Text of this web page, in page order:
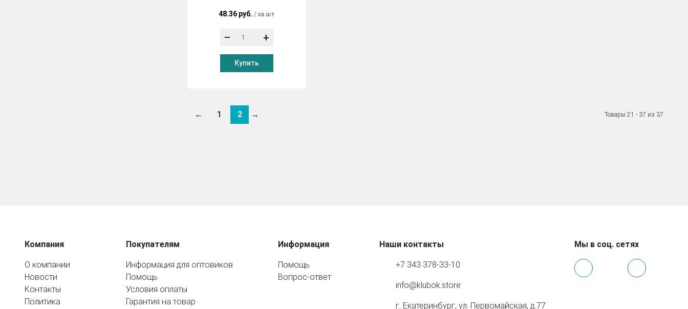
48.36 руб. за шт
– +
Купить
Товары 21 - 37 из 37
← 1 2 →
Компания
О компании
Новости
Контакты
Политика
Покупателям
Информация для оптовиков
Помощь
Условия оплаты
Гарантия на товар
Информация
Помощь
Вопрос-ответ
Наши контакты
+7 343 378-33-10
info@klubok.store
г. Екатеринбург, ул. Первомайская, д.77
Мы в соц. сетях